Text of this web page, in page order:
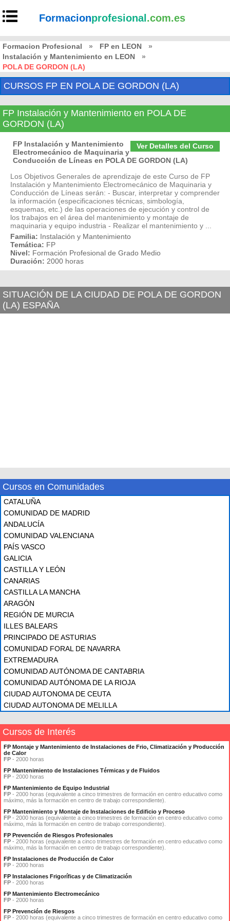
Formacionprofesional .com.es
Formacion Profesional » FP en LEON
»
Instalación y Mantenimiento en LEON
»
POLA DE GORDON (LA)
CURSOS FP EN POLA DE GORDON (LA)
FP Instalación y Mantenimiento en POLA DE
GORDON (LA)
Ver Detalles del Curso
FP Instalación y Mantenimiento
Electromecánico de Maquinaria y
Conducción de Líneas en POLA DE GORDON (LA)
Los Objetivos Generales de aprendizaje de este Curso de FP
Instalación y Mantenimiento Electromecánico de Maquinaria y
Conducción de Líneas serán: - Buscar, interpretar y comprender
la información (especificaciones técnicas, simbología,
esquemas, etc.) de las operaciones de ejecución y control de
los trabajos en el área del mantenimiento y montaje de
maquinaria y equipo industria - Realizar el mantenimiento y ...
Familia: Instalación y Mantenimiento
Temática: FP
Nivel: Formación Profesional de Grado Medio
Duración: 2000 horas
SITUACIÓN DE LA CIUDAD DE POLA DE GORDON
(LA) ESPAÑA
Cursos en Comunidades
CATALUÑA
COMUNIDAD DE MADRID
ANDALUCÍA
COMUNIDAD VALENCIANA
PAÍS VASCO
GALICIA
CASTILLA Y LEÓN
CANARIAS
CASTILLA LA MANCHA
ARAGÓN
REGIÓN DE MURCIA
ILLES BALEARS
PRINCIPADO DE ASTURIAS
COMUNIDAD FORAL DE NAVARRA
EXTREMADURA
COMUNIDAD AUTÓNOMA DE CANTABRIA
COMUNIDAD AUTÓNOMA DE LA RIOJA
CIUDAD AUTONOMA DE CEUTA
CIUDAD AUTONOMA DE MELILLA
Cursos de Interés
FP Montaje y Mantenimiento de Instalaciones de Frio, Climatización y Producción
de Calor
FP - 2000 horas
FP Mantenimiento de Instalaciones Térmicas y de Fluidos
FP - 2000 horas
FP Mantenimiento de Equipo Industrial
FP - 2000 horas (equivalente a cinco trimestres de formación en centro educativo como
máximo, más la formación en centro de trabajo correspondiente).
FP Mantenimiento y Montaje de Instalaciones de Edificio y Proceso
FP - 2000 horas (equivalente a cinco trimestres de formación en centro educativo como
máximo, más la formación en centro de trabajo correspondiente).
FP Prevención de Riesgos Profesionales
FP - 2000 horas (equivalente a cinco trimestres de formación en centro educativo como
máximo, más la formación en centro de trabajo correspondiente).
FP Instalaciones de Producción de Calor
FP - 2000 horas
FP Instalaciones Frigoríficas y de Climatización
FP - 2000 horas
FP Mantenimiento Electromecánico
FP - 2000 horas
FP Prevención de Riesgos
FP - 2000 horas (equivalente a cinco trimestres de formación en centro educativo como